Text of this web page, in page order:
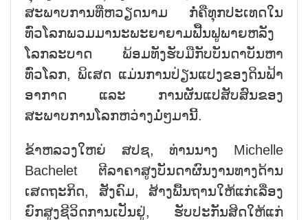
ສະພາບການທີ່ຫວຽດນາມ ກໍ່ຄືທຸກປະເທດໃນ
ທົ່ວໂລກພວມມານະພະຍາຍາມຟື້ນຟູພາຍຫລັງ
ໂລກລະບາດ ພ້ອມທັງຮັບມືກັບບັນດາບັນຫາ
ທົ່ວໂລກ, ພິເສດ ແມ່ນການປ່ຽນແປງຂອງດິນຟ້າ
ອາກາດ ແລະ ການຜັນແປສັບສົນຂອງ
ສະພາບການໂລກຫວ່າງມໍ່ໆມານີ້.
ຂ້າຫລວງໃຫຍ່ ສປຊ, ທ່ານນາງ Michelle
Bachelet ຕີລາຄາສູງບັນດາຜົນງານທາງດ້ານ
ເສດຖະກິດ, ສັງຄົມ, ສ້າງພື້ນຖານໃຫ້ແກ່ເລື່ອງ
ຍົກສູງຊີວິດການເປັນຢູ່, ຮັບປະກັນສິດໃຫ້ແກ່